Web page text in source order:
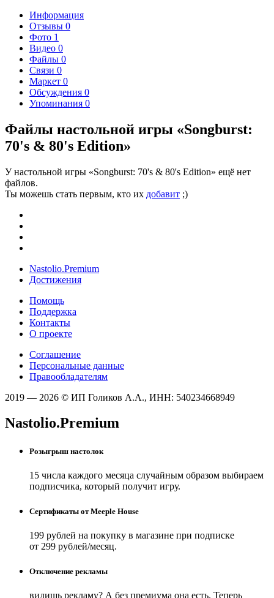
Информация
Отзывы 0
Фото 1
Видео 0
Файлы 0
Связи 0
Маркет 0
Обсуждения 0
Упоминания 0
Файлы настольной игры «Songburst:
70's & 80's Edition»
У настольной игры «Songburst: 70's & 80's Edition» ещё нет
файлов.
Ты можешь стать первым, кто их добавит ;)
Nastolio.Premium
Достижения
Помощь
Поддержка
Контакты
О проекте
Соглашение
Персональные данные
Правообладателям
2019 — 2026 © ИП Голиков А.А., ИНН: 540234668949
Nastolio.Premium
Розыгрыш настолок
15 числа каждого месяца случайным образом выбираем
подписчика, который получит игру.
Сертификаты от Meeple House
199 рублей на покупку в магазине при подписке
от 299 рублей/месяц.
Отключение рекламы
видишь рекламу? А без премиума она есть. Теперь